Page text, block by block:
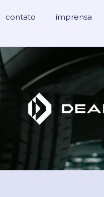
contato imprensa